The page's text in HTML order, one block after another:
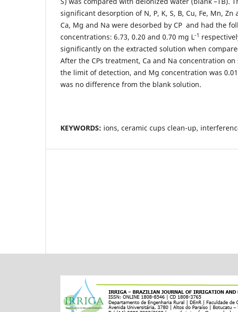
significant desorption of N, P, K, S, B, Cu, Fe, Mn, Zn
Ca, Mg and Na were desorbed by CP and had the
concentrations: 6.73, 0.20 and 0.70 mg L-1
significantly on the extracted solution when
After the CPs treatment, Ca and Na concentration
the limit of detection, and Mg concentration was
was no difference from the blank solution.
KEYWORDS: ions, ceramic cups clean-up,